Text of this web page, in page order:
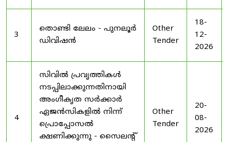
3
തൊണ്ടി ലേലം - പുനലൂർ
ഡിവിഷൻ
Other
Tender
18-
12-
2026
4
സിവിൽ പ്രവൃത്തികൾ
നടപ്പിലാക്കുന്നതിനായി
അംഗീകൃത സർക്കാർ
ഏജൻസികളിൽ നിന്ന്
പ്രൊപ്പോസൽ
ക്ഷണിക്കുന്നു - സൈലന്റ്
Other
Tender
20-
08-
2026